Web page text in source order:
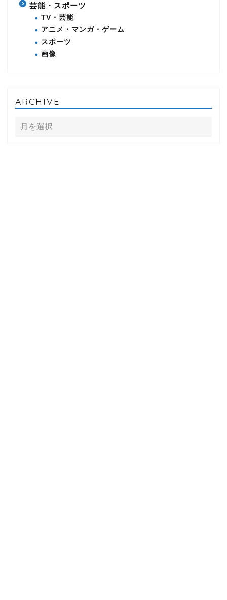
芸能・スポーツ
TV・芸能
アニメ・マンガ・ゲーム
スポーツ
画像
ARCHIVE